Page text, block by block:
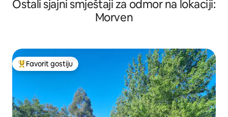
Ostali sjajni smještaji za odmor na lokaciji:
Morven
Glavni favorit gostiju
Favorit gostiju